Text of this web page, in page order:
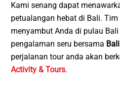
Kami senang dapat
petualangan hebat di Bali.
menyambut Anda di pulau
pengalaman seru bersama
perjalanan tour anda akan
Activity & Tours.